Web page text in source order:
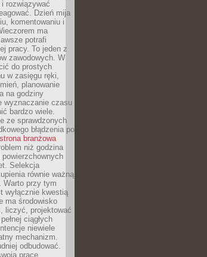
rozwiązywać
Dzień mija
komentowaniu i
ma
potrafi
pracy. To jeden z
zawodowych. W
do prostych
w zasięgu ręki,
planowanie
na godziny
wyznaczanie czasu
bardzo wiele.
ze sprawdzonych
błądzenia po
strona branżowa
niż godzina
Selekcja
równie ważną
Warto przy tym
wyłącznie kwestią
ma środowisko
liczyć, projektować
ciągłych
niewiele
mechanizm.
odbudować.
pracę